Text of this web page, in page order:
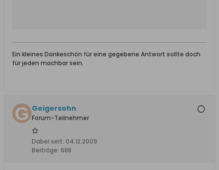
Ein kleines Dankeschön für eine gegebene Antwort sollte doch
für jeden machbar sein.
Geigersohn
Forum-Teilnehmer
Dabei seit: 04.12.2009
Beiträge: 688